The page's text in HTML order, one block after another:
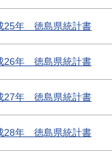
25年 徳島県統計書
26年 徳島県統計書
27年 徳島県統計書
28年 徳島県統計書